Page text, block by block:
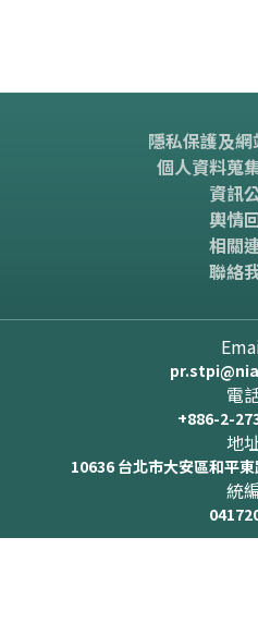
隱私保護及
個人資料蒐
資訊
輿情
相關
聯絡
電
+886-2-
地
10636 台北市大安區和平
統